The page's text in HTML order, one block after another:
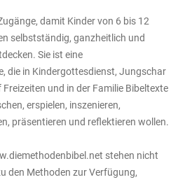
damit Kinder von 6 bis 12
selbstständig, ganzheitlich und
Sie ist eine
die in Kindergottesdienst, Jungschar
und in der Familie Bibeltexte
erspielen, inszenieren,
präsentieren und reflektieren wollen.
stehen nicht
den Methoden zur Verfügung,